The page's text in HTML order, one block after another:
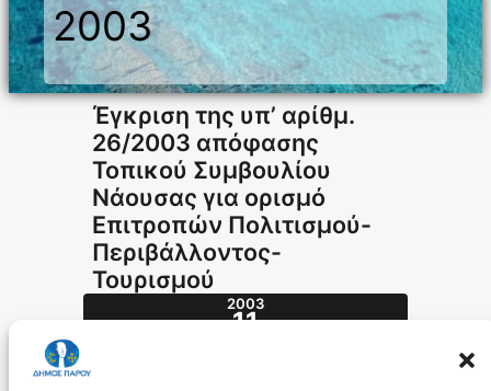
2003
Έγκριση της υπ’ αρίθμ.
26/2003 απόφασης
Τοπικού Συμβουλίου
Νάουσας για ορισμό
Επιτροπών Πολιτισμού-
Περιβάλλοντος-
Τουρισμού
2003
11